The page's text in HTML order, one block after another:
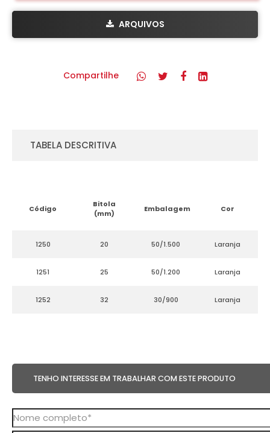
ARQUIVOS
Compartilhe
TABELA DESCRITIVA
Código
Bitola
(mm)
Embalagem Cor
1250 20 50/1.500 Laranja
1251 25 50/1.200 Laranja
1252 32 30/900 Laranja
TENHO INTERESSE EM TRABALHAR COM ESTE PRODUTO